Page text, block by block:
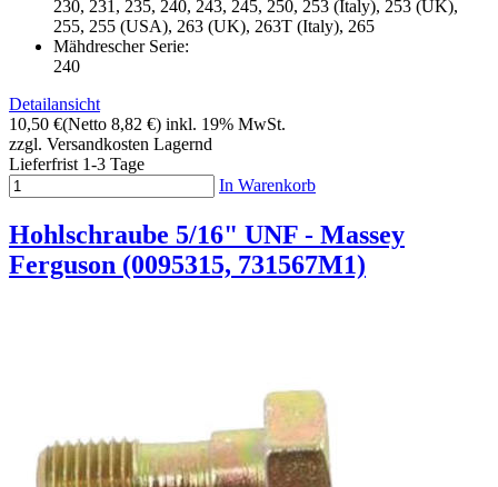
230, 231, 235, 240, 243, 245, 250, 253 (Italy), 253 (UK),
255, 255 (USA), 263 (UK), 263T (Italy), 265
Mähdrescher Serie:
240
Detailansicht
10,50 €(Netto 8,82 €) inkl. 19% MwSt.
zzgl. Versandkosten Lagernd
Lieferfrist 1-3 Tage
In Warenkorb
Hohlschraube 5/16" UNF - Massey
Ferguson (0095315, 731567M1)